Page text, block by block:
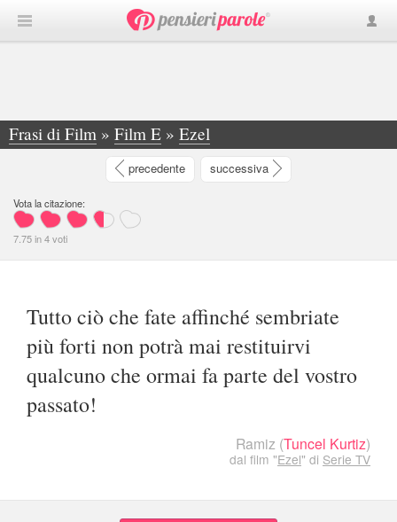
Frasi di Film » Film E » Ezel
»Tutto ciò che fate affinché sembriate più...
precedente successiva
Vota la citazione:
7.75in4voti
Tutto ciò che fate affinché sembriate
più forti non potrà mai restituirvi
qualcuno che ormai fa parte del vostro
passato!
Ramiz (Tuncel Kurtiz)
dal film "Ezel" di Serie TV